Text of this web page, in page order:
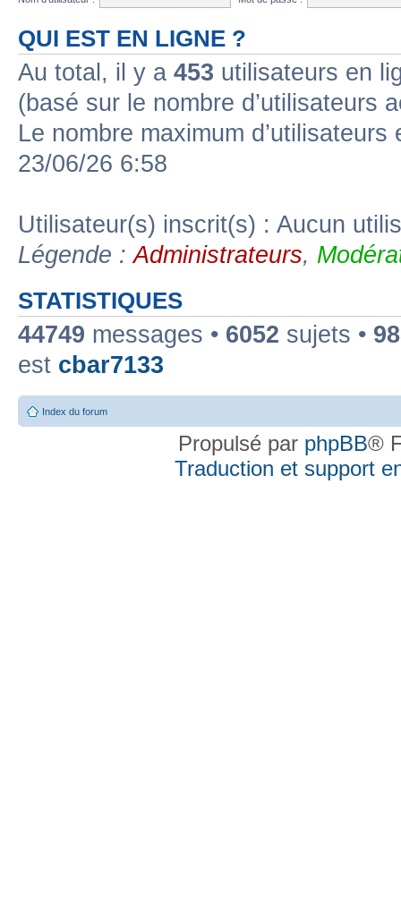
QUI EST EN LIGNE ?
Au total, il y a 453 utilisateurs en
(basé sur le nombre d’utilisateurs
Le nombre maximum
23/06/26 6:58
Utilisateur(s) inscrit(s) : Aucun
Légende :Administrateurs,
STATISTIQUES
44749 messages • 6052 sujets •
est cbar7133
Index du forum
Propulsé par phpBB®
Traduction et support